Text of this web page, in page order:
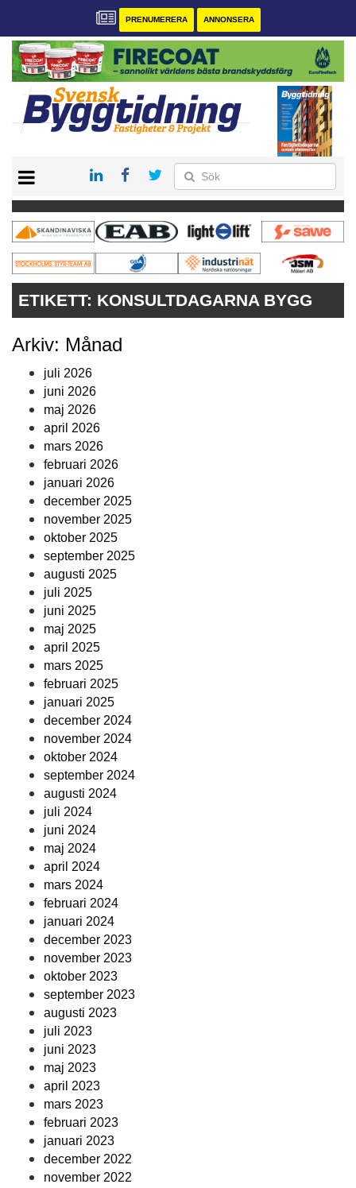
PRENUMERERA ANNONSERA
PRENUMERERA
VÅRA ANDRA MAGASIN
ANNONSERA
KONTAKT
ETIKETT: KONSULTDAGARNA BYGG
Arkiv: Månad
juli 2026
juni 2026
maj 2026
april 2026
mars 2026
februari 2026
januari 2026
december 2025
november 2025
oktober 2025
september 2025
augusti 2025
juli 2025
juni 2025
maj 2025
april 2025
mars 2025
februari 2025
januari 2025
december 2024
november 2024
oktober 2024
september 2024
augusti 2024
juli 2024
juni 2024
maj 2024
april 2024
mars 2024
februari 2024
januari 2024
december 2023
november 2023
oktober 2023
september 2023
augusti 2023
juli 2023
juni 2023
maj 2023
april 2023
mars 2023
februari 2023
januari 2023
december 2022
november 2022